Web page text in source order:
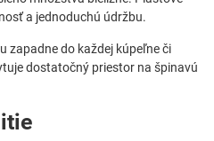
a jednoduchú údržbu.
zapadne do každej kúpeľne či
dostatočný priestor na špinavú